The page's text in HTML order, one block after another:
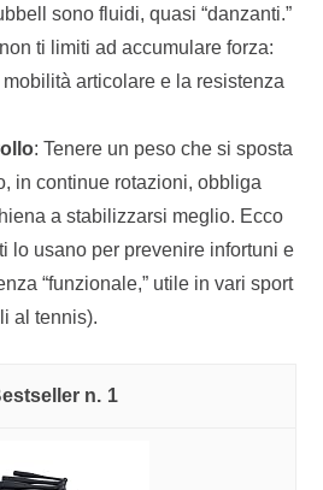
sono fluidi, quasi “danzanti.”
ti limiti ad accumulare forza:
articolare e la resistenza
: Tenere un peso che si sposta
in continue rotazioni, obbliga
a stabilizzarsi meglio. Ecco
lo usano per prevenire infortuni e
“funzionale,” utile in vari sport
al tennis).
1